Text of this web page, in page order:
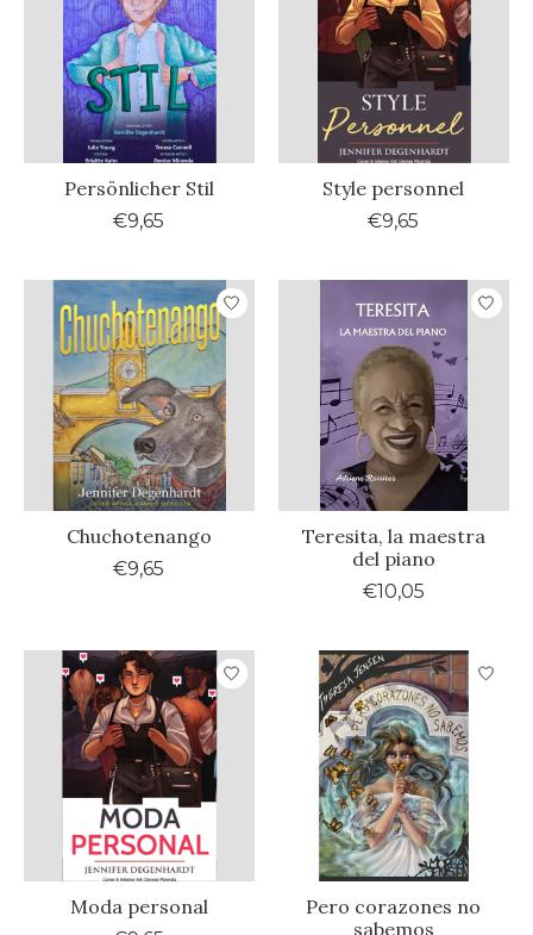
Persönlicher Stil
€9,65
Style personnel
€9,65
Chuchotenango
€9,65
Teresita, la maestra
del piano
€10,05
Moda personal
Pero corazones no
sabemos